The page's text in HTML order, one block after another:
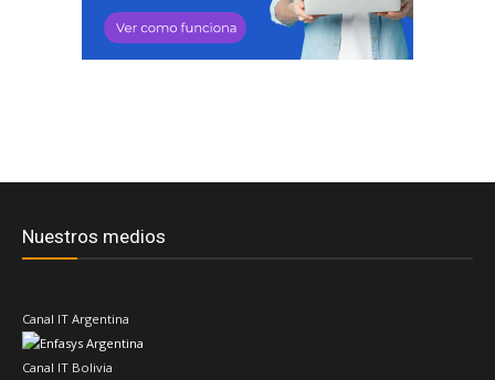
Nuestros medios
Canal IT Argentina
Canal IT Bolivia